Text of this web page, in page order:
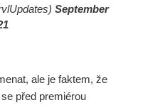
September
ale je faktem, že
před premiérou